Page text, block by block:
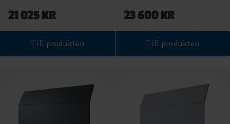
21 025 KR
Till produkten
23 600 KR
Till produkten